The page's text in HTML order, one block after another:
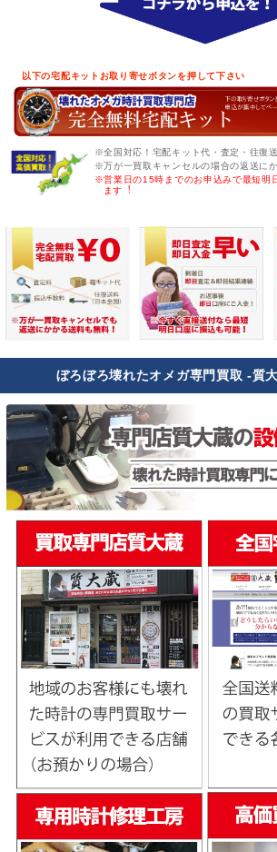
以下の宅配キットお取り寄せボタンを押して下さい
※全国対応！宅配キット代・査定・往復
※万が一買取キャンセルの場合の返送に
※営業日の15時までのお申込みで最短明
ます︕
ぼろぼろ壊れたオメガ専門買取 -質